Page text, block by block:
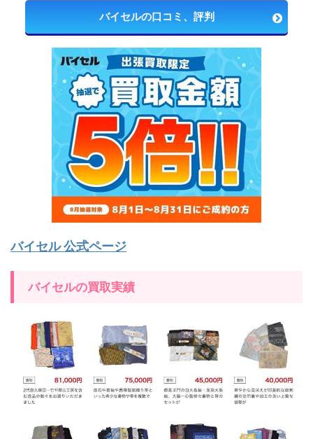
バイセルの口コミ、評判
バイセル 公式ページ
バイセルの買取実績